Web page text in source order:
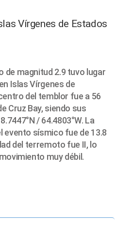
Vírgenes de Estados
de magnitud 2.9 tuvo lugar
Islas Vírgenes de
del temblor fue a 56
Cruz Bay, siendo sus
/ 64.4803°W. La
evento sísmico fue de 13.8
del terremoto fue II, lo
muy débil.